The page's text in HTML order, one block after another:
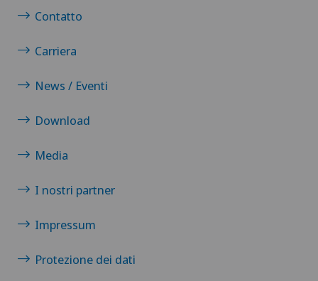
Contatto
Carriera
News / Eventi
Download
Media
I nostri partner
Impressum
Protezione dei dati